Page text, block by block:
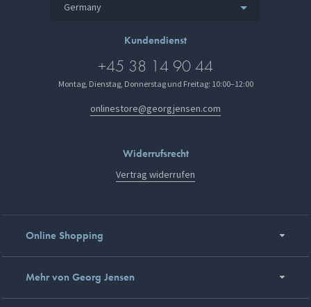
Germany
Kundendienst
+45 38 14 90 44
Montag, Dienstag, Donnerstag und Freitag: 10:00–12:00
onlinestore@georgjensen.com
Widerrufsrecht
Vertrag widerrufen
Online Shopping
Mehr von Georg Jensen